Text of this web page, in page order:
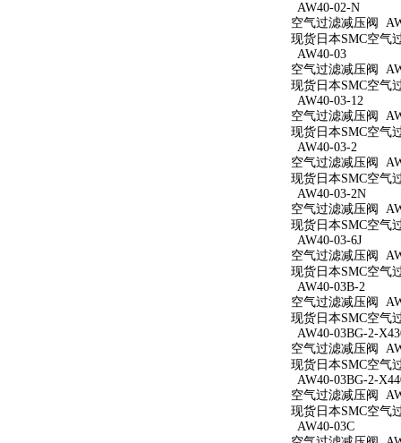
AW40-02-N
空气过滤减压阀
现货日本SMC空气
AW40-03
空气过滤减压阀
现货日本SMC空气
AW40-03-12
空气过滤减压阀
现货日本SMC空气
AW40-03-2
空气过滤减压阀
现货日本SMC空气
AW40-03-2N
空气过滤减压阀
现货日本SMC空气
AW40-03-6J
空气过滤减压阀
现货日本SMC空气
AW40-03B-2
空气过滤减压阀
现货日本SMC空气
AW40-03BG-2-
空气过滤减压阀
现货日本SMC空气
AW40-03BG-2-
空气过滤减压阀
现货日本SMC空气
AW40-03C